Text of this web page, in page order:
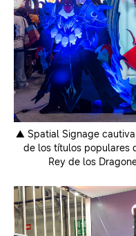
▲ Spatial Signage
de los títulos populares
Rey de los